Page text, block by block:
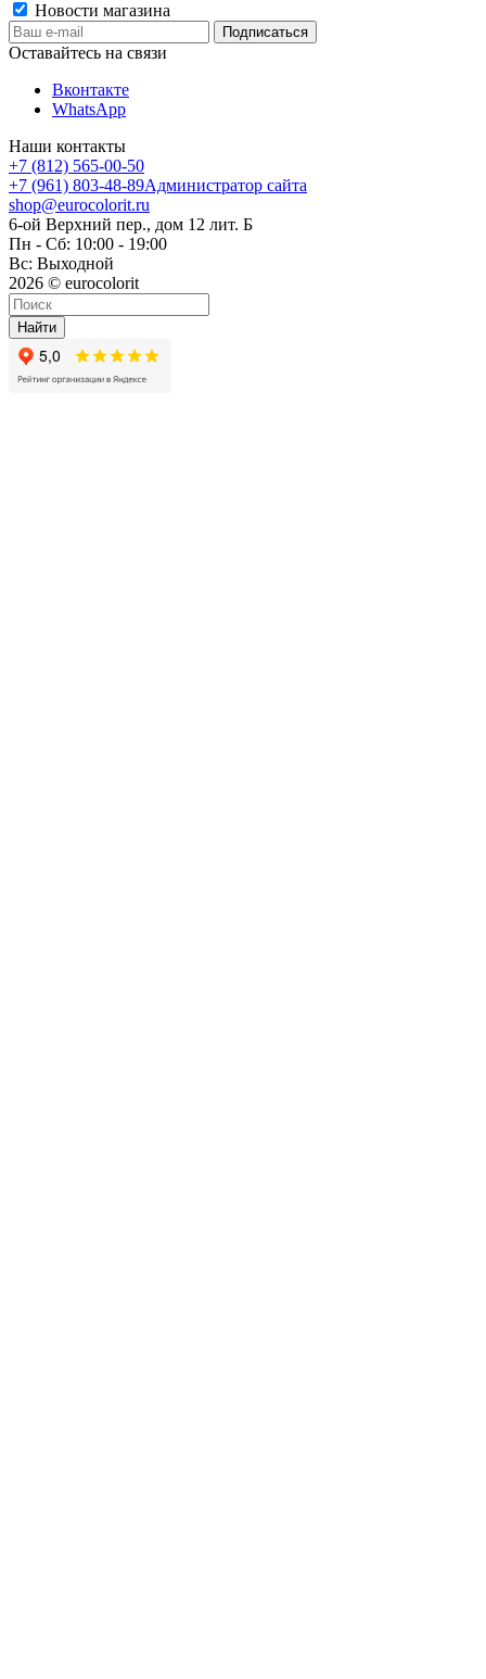
Новости магазина
Оставайтесь на связи
Вконтакте
WhatsApp
Наши контакты
+7 (812) 565-00-50
+7 (961) 803-48-89Администратор сайта
shop@eurocolorit.ru
6-ой Верхний пер., дом 12 лит. Б
Пн - Сб: 10:00 - 19:00
Вс: Выходной
2026 © eurocolorit
Найти